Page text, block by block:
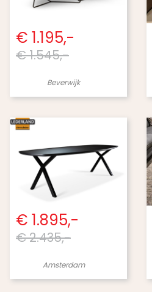
€ 1.195,-
€ 1.545,-
Beverwijk
€ 1.895,-
€ 2.435,-
Amsterdam